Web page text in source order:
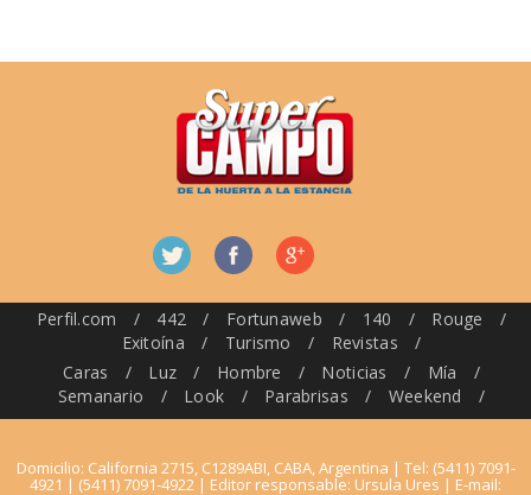
Perfil.com / 442 / Fortunaweb / 140 / Rouge
/
Exitoína
/ Turismo / Revistas
/
Caras
/ Luz / Hombre / Noticias / Mía
/
Semanario
/ Look / Parabrisas / Weekend /
Domicilio: California 2715, C1289ABI, CABA, Argentina | Tel: (5411) 7091-
4921 | (5411) 7091-4922 | Editor responsable: Ursula Ures | E-mail: